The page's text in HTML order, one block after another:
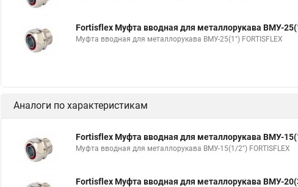
Fortisflex Муфта вводная для металлорукава ВМУ-
Муфта вводная для металлорукава ВМУ-25(1") FORTISFLEX
Аналоги по характеристикам
Fortisflex Муфта вводная для металлорукава ВМУ-
Муфта вводная для металлорукава ВМУ-15(1/2") FORTISFLEX
Fortisflex Муфта вводная для металлорукава ВМУ-